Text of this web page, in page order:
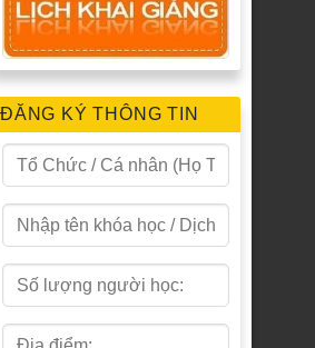
ĐĂNG KÝ THÔNG TIN